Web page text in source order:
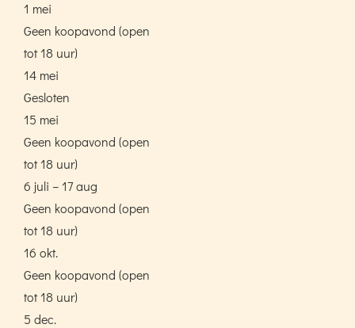
1 mei
Geen koopavond (open
tot 18 uur)
14 mei
Gesloten
15 mei
Geen koopavond (open
tot 18 uur)
6 juli – 17 aug
Geen koopavond (open
tot 18 uur)
16 okt.
Geen koopavond (open
tot 18 uur)
5 dec.